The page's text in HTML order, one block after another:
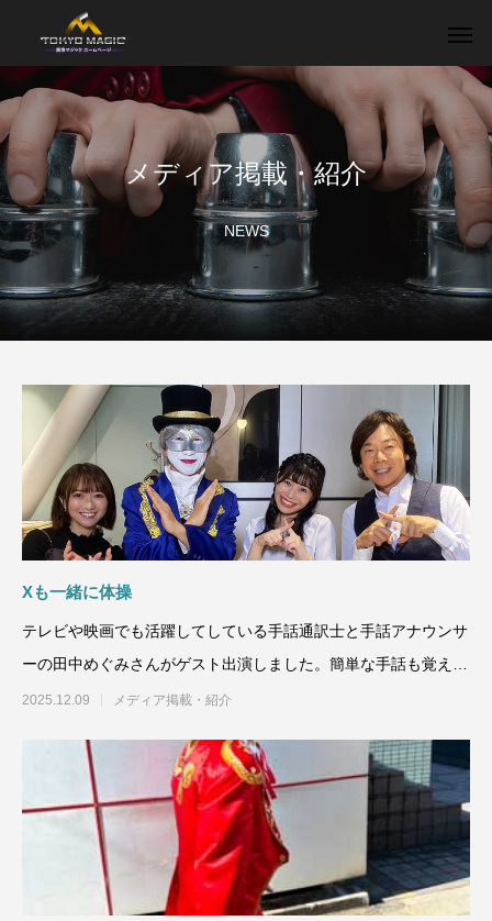
メディア掲載・紹介
NEWS
Xも一緒に体操
テレビや映画でも活躍してしている手話通訳士と手話アナウンサ
ーの田中めぐみさんがゲスト出演しました。簡単な手話も覚えて
おきたいスキルですね。X
2025.12.09 メディア掲載・紹介